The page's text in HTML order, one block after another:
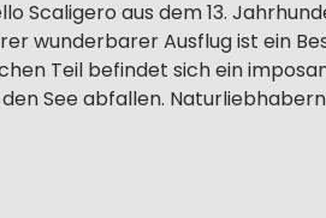
Scaligero aus dem 13.
wunderbarer Ausflug ist ein
Teil befindet sich ein
See abfallen.